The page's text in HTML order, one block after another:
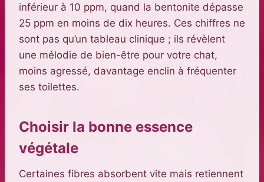
inférieur à 10 ppm, quand la bentonite dépasse
25 ppm en moins de dix heures. Ces chiffres ne
sont pas qu’un tableau clinique ; ils révèlent
une mélodie de bien-être pour votre chat,
moins agressé, davantage enclin à fréquenter
ses toilettes.
Choisir la bonne essence
végétale
Certaines fibres absorbent vite mais retiennent